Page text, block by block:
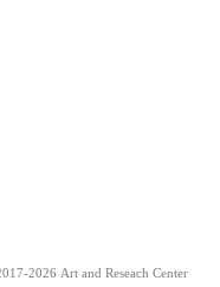
2026 Art and Reseach Center